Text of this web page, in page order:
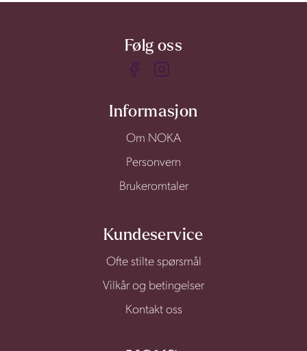
Følg oss
Informasjon
Om NOKA
Personvern
Brukeromtaler
Kundeservice
Ofte stilte spørsmål
Vilkår og betingelser
Kontakt oss